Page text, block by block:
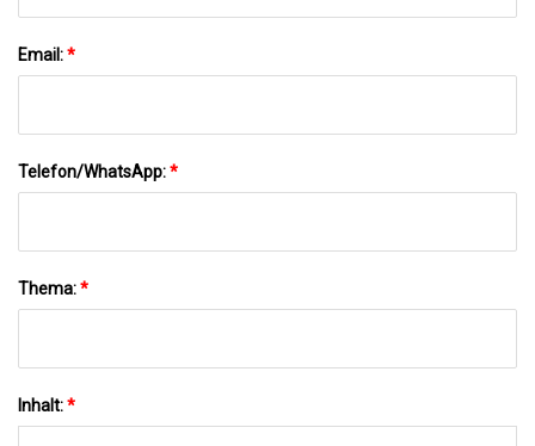
Email:*
Telefon/WhatsApp:*
Thema:*
Inhalt:*